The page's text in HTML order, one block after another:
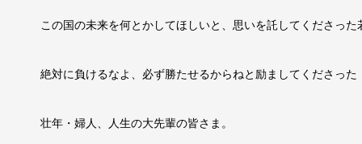
この国の未来を何とかしてほしいと、思いを託してくださった
絶対に負けるなよ、必ず勝たせるからねと励ましてくださった
壮年・婦人、人生の大先輩の皆さま。